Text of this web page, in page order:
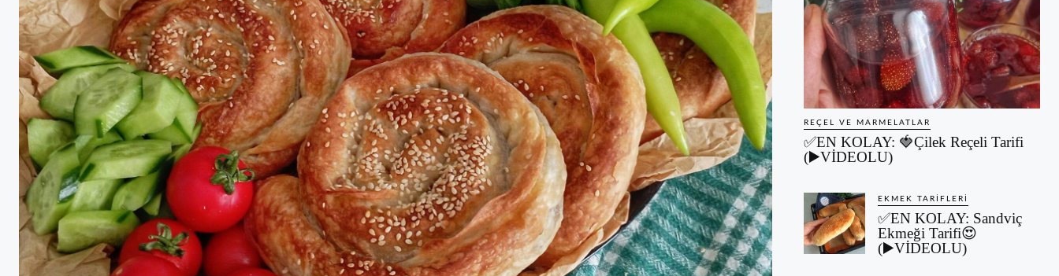
REÇEL VE MARMELATLAR
✅EN KOLAY: 🍓Çilek Reçeli Tarifi
(▶️VİDEOLU)
EKMEK TARIFLERI
✅EN KOLAY: Sandviç
Ekmeği Tarifi😍
(▶️VİDEOLU)